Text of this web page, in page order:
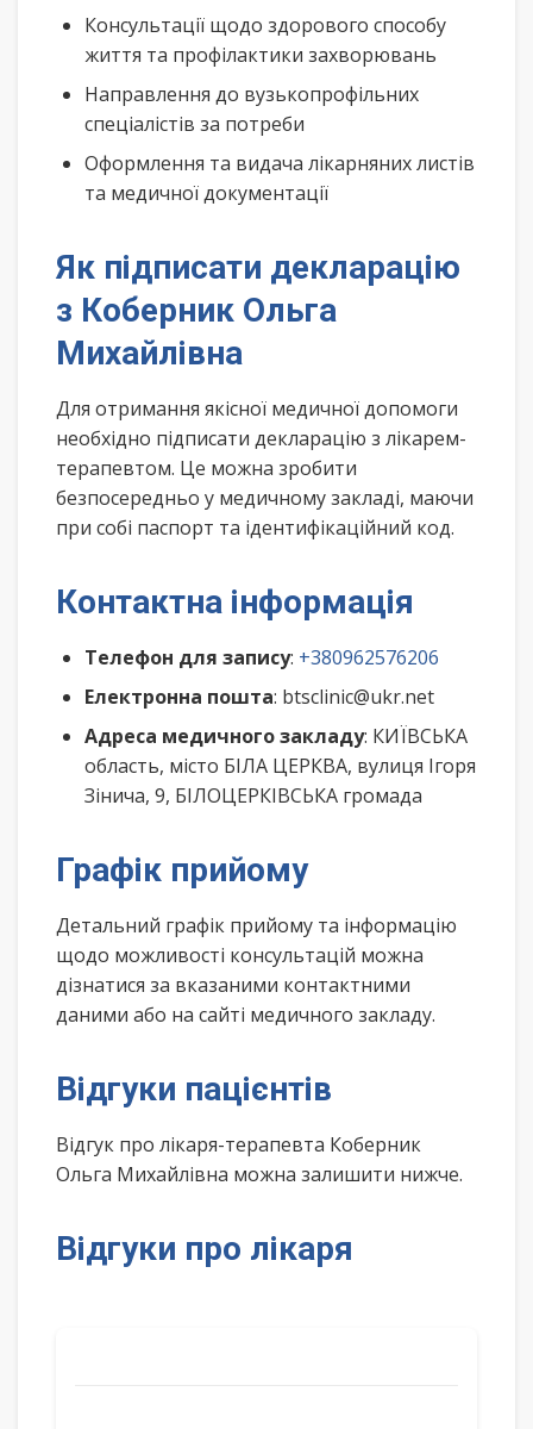
Консультації щодо здорового способу
життя та профілактики захворювань
Направлення до вузькопрофільних
спеціалістів за потреби
Оформлення та видача лікарняних листів
та медичної документації
Як підписати декларацію
з Коберник Ольга
Михайлівна
Для отримання якісної медичної допомоги
необхідно підписати декларацію з лікарем-
терапевтом. Це можна зробити
безпосередньо у медичному закладі, маючи
при собі паспорт та ідентифікаційний код.
Контактна інформація
Телефон для запису: +380962576206
Електронна пошта: btsclinic@ukr.net
Адреса медичного закладу: КИЇВСЬКА
область, місто БІЛА ЦЕРКВА, вулиця Ігоря
Зінича, 9, БІЛОЦЕРКІВСЬКА громада
Графік прийому
Детальний графік прийому та інформацію
щодо можливості консультацій можна
дізнатися за вказаними контактними
даними або на сайті медичного закладу.
Відгуки пацієнтів
Відгук про лікаря-терапевта Коберник
Ольга Михайлівна можна залишити нижче.
Відгуки про лікаря